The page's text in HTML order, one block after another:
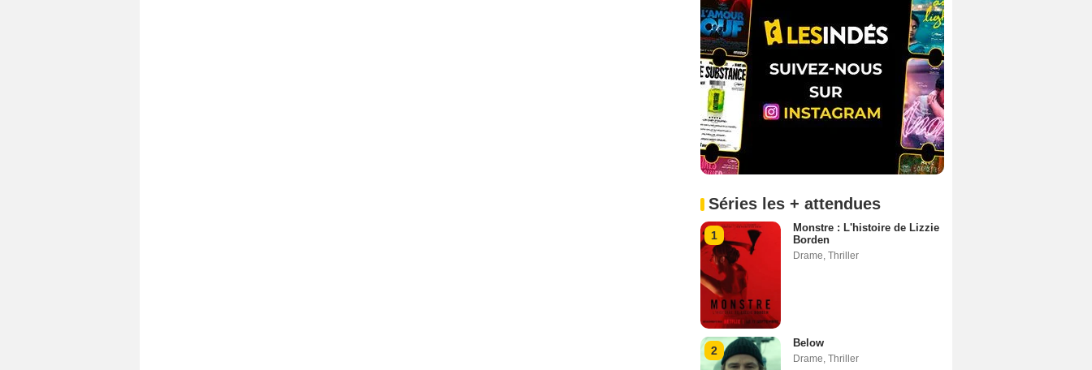
Séries les + attendues
1
Monstre : L'histoire de Lizzie
Borden
Drame, Thriller
2
Below
Drame, Thriller